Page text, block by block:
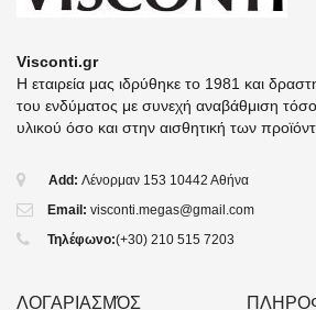
Visconti.gr
Η εταιρεία μας ιδρύθηκε το 1981 και
του ενδύματος με συνεχή αναβάθμιση
υλικού όσο και στην αισθητική των
Add: Λένορμαν 153 10442 Αθήνα
Email: visconti.megas@gmail.com
Τηλέφωνο:(+30) 210 515 7203
ΛΟΓΑΡΙΑΣΜΌΣ